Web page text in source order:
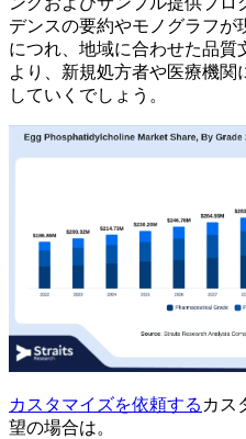
デンスの要約やモノグラフが
につれ、地域に合わせた品質
より、新規処方者や医療機関
していくでしょう。
カスタマイズを依頼する カス
望の場合は。